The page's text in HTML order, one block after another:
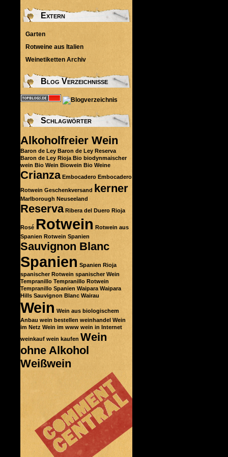
Extern
Garten
Rotweine aus Italien
Weinetiketten Archiv
Blog Verzeichnisse
Schlagwörter
Alkoholfreier Wein
Baron de Ley Baron de Ley Reserva
Baron de Ley Rioja Bio biodynmaischer
wein Bio Wein Biowein Bio Weine
Crianza Embocadero Embocadero
Rotwein Geschenkversand kerner
Marlborough Neuseeland
Reserva Ribera del Duero Rioja
Rosé Rotwein Rotwein aus
Spanien Rotwein Spanien
Sauvignon Blanc
Spanien Spanien Rioja
spanischer Rotwein spanischer Wein
Tempranillo Tempranillo Rotwein
Tempranillo Spanien Waipara Waipara
Hills Sauvignon Blanc Wairau
Wein Wein aus biologischem
Anbau wein bestellen weinhandel Wein
im Netz Wein im www wein in Internet
weinkauf wein kaufen Wein
ohne Alkohol
Weißwein